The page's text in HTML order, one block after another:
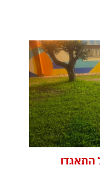
התאגדו